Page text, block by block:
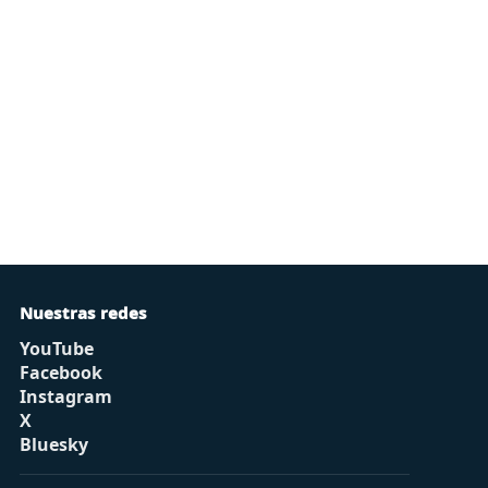
Nuestras redes
YouTube
Facebook
Instagram
X
Bluesky